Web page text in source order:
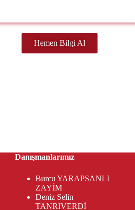
Hemen Bilgi Al
Danışmanlarımız
Burcu YARAPSANLI
ZAYİM
Deniz Selin
TANRIVERDİ